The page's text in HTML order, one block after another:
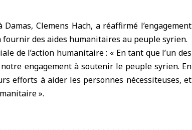
Damas, Clemens Hach, a réaffirmé l’engagement
des aides humanitaires au peuple syrien.
de l’action humanitaire : « En tant que l’un des
engagement à soutenir le peuple syrien. En
efforts à aider les personnes nécessiteuses, et
».